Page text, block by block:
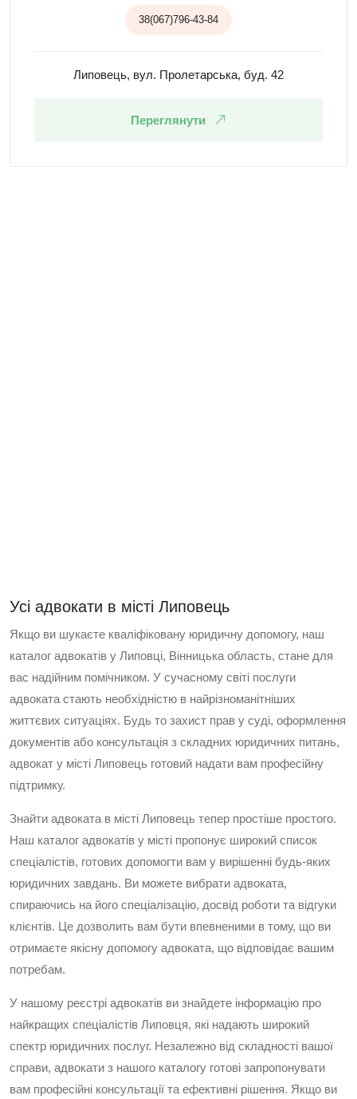
38(067)796-43-84
Липовець, вул. Пролетарська, буд. 42
Переглянути
Усі адвокати в місті Липовець
Якщо ви шукаєте кваліфіковану юридичну допомогу, наш
каталог адвокатів у Липовці, Вінницька область, стане для
вас надійним помічником. У сучасному світі послуги
адвоката стають необхідністю в найрізноманітніших
життєвих ситуаціях. Будь то захист прав у суді, оформлення
документів або консультація з складних юридичних питань,
адвокат у місті Липовець готовий надати вам професійну
підтримку.
Знайти адвоката в місті Липовець тепер простіше простого.
Наш каталог адвокатів у місті пропонує широкий список
спеціалістів, готових допомогти вам у вирішенні будь-яких
юридичних завдань. Ви можете вибрати адвоката,
спираючись на його спеціалізацію, досвід роботи та відгуки
клієнтів. Це дозволить вам бути впевненими в тому, що ви
отримаєте якісну допомогу адвоката, що відповідає вашим
потребам.
У нашому реєстрі адвокатів ви знайдете інформацію про
найкращих спеціалістів Липовця, які надають широкий
спектр юридичних послуг. Незалежно від складності вашої
справи, адвокати з нашого каталогу готові запропонувати
вам професійні консультації та ефективні рішення. Якщо ви